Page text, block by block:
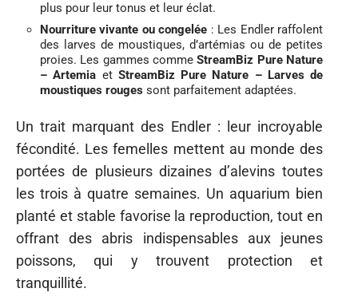
plus pour leur tonus et leur éclat.
Nourriture vivante ou congelée : Les Endler raffolent
des larves de moustiques, d’artémias ou de petites
proies. Les gammes commeStreamBiz Pure Nature
– Artemia et StreamBiz Pure Nature – Larves de
moustiques rouges sont parfaitement adaptées.
Un trait marquant des Endler : leur incroyable
fécondité. Les femelles mettent au monde des
portées de plusieurs dizaines d’alevins toutes
les trois à quatre semaines. Un aquarium bien
planté et stable favorise la reproduction, tout en
offrant des abris indispensables aux jeunes
poissons, qui y trouvent protection et
tranquillité.